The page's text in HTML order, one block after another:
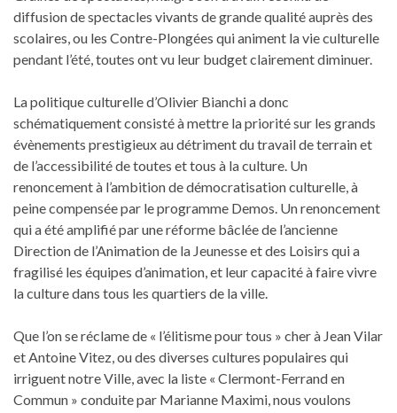
diffusion de spectacles vivants de grande qualité auprès des
scolaires, ou les Contre-Plongées qui animent la vie culturelle
pendant l’été, toutes ont vu leur budget clairement diminuer.
La politique culturelle d’Olivier Bianchi a donc
schématiquement consisté à mettre la priorité sur les grands
évènements prestigieux au détriment du travail de terrain et
de l’accessibilité de toutes et tous à la culture. Un
renoncement à l’ambition de démocratisation culturelle, à
peine compensée par le programme Demos. Un renoncement
qui a été amplifié par une réforme bâclée de l’ancienne
Direction de l’Animation de la Jeunesse et des Loisirs qui a
fragilisé les équipes d’animation, et leur capacité à faire vivre
la culture dans tous les quartiers de la ville.
Que l’on se réclame de « l’élitisme pour tous » cher à Jean Vilar
et Antoine Vitez, ou des diverses cultures populaires qui
irriguent notre Ville, avec la liste « Clermont-Ferrand en
Commun » conduite par Marianne Maximi, nous voulons